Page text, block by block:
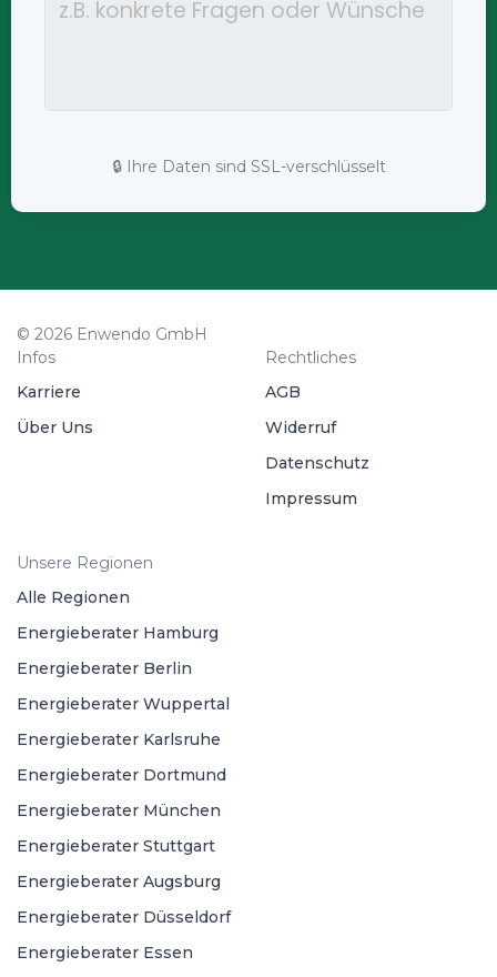
🔒 Ihre Daten sind SSL-verschlüsselt
© 2026 Enwendo GmbH
Infos
Karriere
Über Uns
Rechtliches
AGB
Widerruf
Datenschutz
Impressum
Unsere Regionen
Alle Regionen
Energieberater Hamburg
Energieberater Berlin
Energieberater Wuppertal
Energieberater Karlsruhe
Energieberater Dortmund
Energieberater München
Energieberater Stuttgart
Energieberater Augsburg
Energieberater Düsseldorf
Energieberater Essen